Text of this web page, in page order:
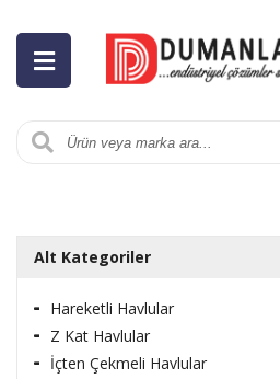
Alt Kategoriler
Hareketli Havlular
Z Kat Havlular
İçten Çekmeli Havlular